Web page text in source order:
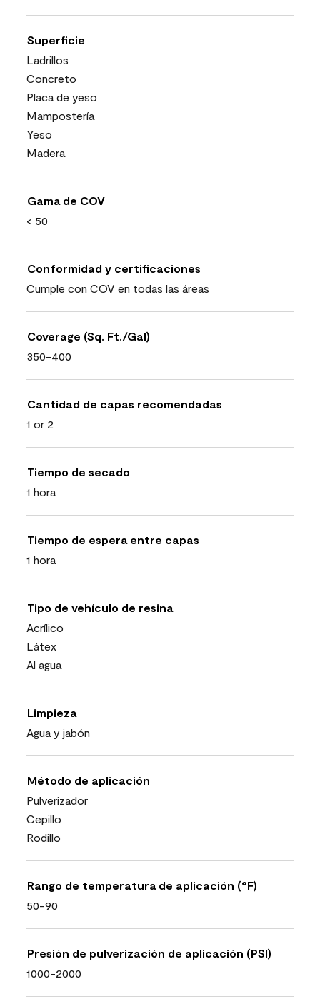
Superficie
Ladrillos
Concreto
Placa de yeso
Mampostería
Yeso
Madera
Gama de COV
< 50
Conformidad y certificaciones
Cumple con COV en todas las áreas
Coverage (Sq. Ft./Gal)
350-400
Cantidad de capas recomendadas
1 or 2
Tiempo de secado
1 hora
Tiempo de espera entre capas
1 hora
Tipo de vehículo de resina
Acrílico
Látex
Al agua
Limpieza
Agua y jabón
Método de aplicación
Pulverizador
Cepillo
Rodillo
Rango de temperatura de aplicación (°F)
50-90
Presión de pulverización de aplicación (PSI)
1000-2000